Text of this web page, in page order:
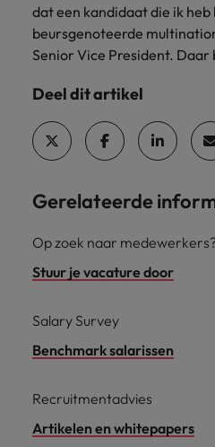
dat een kandidaat die ik
beursgenoteerde
Senior Vice President. Daar
Deel dit artikel
Gerelateerde
Op zoek naar medewerkers?
Stuur je vacature door
Salary Survey
Benchmark salarissen
Recruitmentadvies
Artikelen en whitepapers